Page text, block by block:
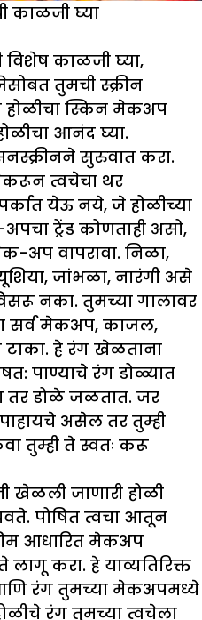
काळजी घ्या
विशेष काळजी घ्या,
तुमची स्क्रीन
होळीचा स्किन मेकअप
आनंद घ्या.
सुरुवात करा.
त्वचेचा थर
येऊ नये, जे होळीच्या
ट्रेंड कोणताही असो,
अप वापरावा. निळा,
जांभळा, नारंगी असे
नका. तुमच्या गालावर
सर्व मेकअप, काजल,
हे रंग खेळताना
पाण्याचे रंग डोळ्यात
तर डोळे जळतात. जर
असेल तर तुम्ही
तुम्ही ते स्वतः करू
खेळली जाणारी होळी
पोषित त्वचा आतून
आधारित मेकअप
करा. हे याव्यतिरिक्त
रंग तुमच्या मेकअपमध्ये
रंग तुमच्या त्वचेला